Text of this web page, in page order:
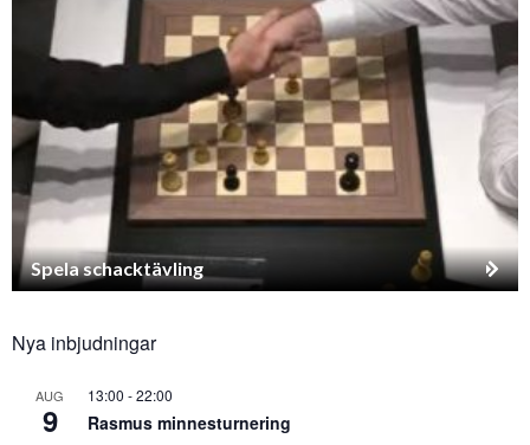
Spela schacktävling
Nya inbjudningar
AUG
9
13:00 -22:00
Rasmus minnesturnering